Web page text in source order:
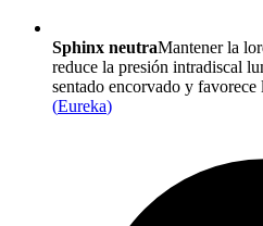
Sphinx neutraMantener la
reduce la presión intradiscal
sentado encorvado y
(Eureka)